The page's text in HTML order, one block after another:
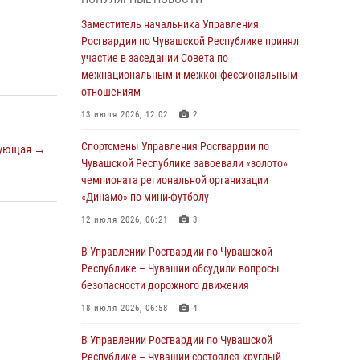
→
В Ядрине сотрудники Росгвардии задержали
подозреваемого в причинении тяжкого вреда
здоровью
01 августа 2026, 06:12
1 августа – День дежурной службы войск
Федерации
01 августа 2026, 05:17
Директор Росгвардии Герой России генерал
армии Виктор Золотов поздравил
профессиональным праздником
01 августа 2026, 00:01
В Чебоксарах при участии спецназа
немаркированной никотиносодержащей
продукции (видео)
Заместитель начальника Управления
Росгвардии по Чувашской Республике принял
участие в заседании Совета по
межнациональным и межконфессиональным
отношениям
13 июля 2026, 12:02 2
Спортсмены Управления Росгвардии по
Чувашской Республике завоевали «золото»
чемпионата региональной организации
«Динамо» по мини-футболу
12 июля 2026, 06:21 3
В Управлении Росгвардии по Чувашской
Республике – Чувашии обсудили вопросы
безопасности дорожного движения
18 июля 2026, 06:58 4
В Управлении Росгвардии по Чувашской
Республике – Чувашии состоялся круглый